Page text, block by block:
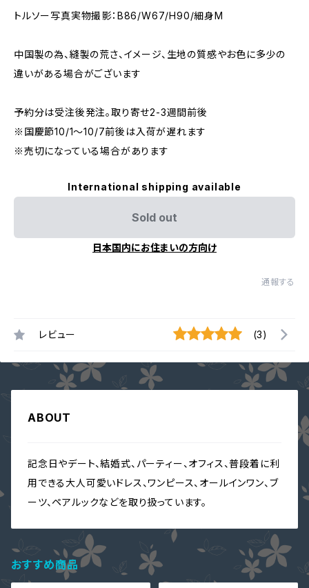
トルソー写真実物撮影：B86/W67/H90/細身M
中国製の為、縫製の荒さ、イメージ、生地の質感やお色に多少の
違いがある場合がございます
予約分は受注後発注。取り寄せ2-3週間前後
※国慶節10/1～10/7前後は入荷が遅れます
※売切になっている場合があります
International shipping available
Sold out
日本国内にお住まいの方向け
通報する
レビュー (3)
ABOUT
記念日やデート、結婚式、パーティー、オフィス、普段着に利
用できる大人可愛いドレス、ワンピース、オールインワン、ブ
ーツ、ペアルックなどを取り扱っています。
おすすめ商品